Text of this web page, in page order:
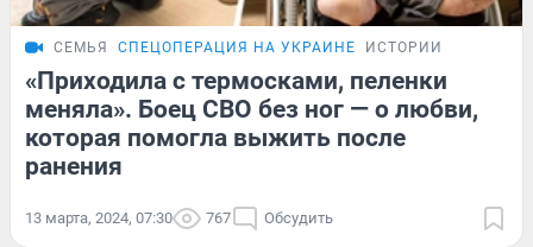
СЕМЬЯ СПЕЦОПЕРАЦИЯ НА УКРАИНЕ ИСТОРИИ
«Приходила с термосками, пеленки
меняла». Боец СВО без ног — о любви,
которая помогла выжить после
ранения
13 марта, 2024, 07:30 767 Обсудить